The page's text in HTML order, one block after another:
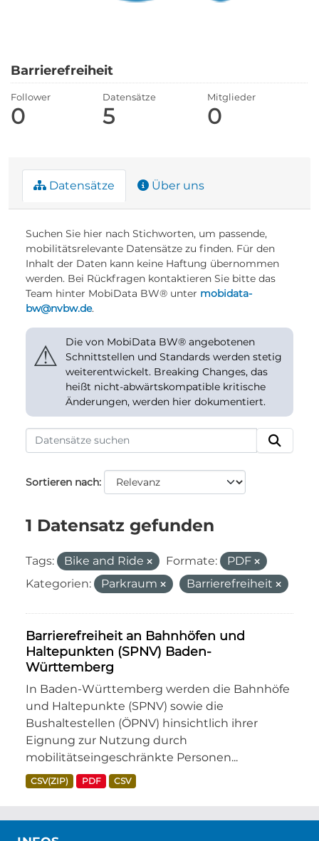
Barrierefreiheit
Follower
0
Datensätze
5
Mitglieder
0
Datensätze Über uns
Suchen Sie hier nach Stichworten, um passende,
mobilitätsrelevante Datensätze zu finden. Für den
Inhalt der Daten kann keine Haftung übernommen
werden. Bei Rückfragen kontaktieren Sie bitte das
Team hinter MobiData BW® unter mobidata-
bw@nvbw.de.
⚠
Die von MobiData BW® angebotenen
Schnittstellen und Standards werden stetig
weiterentwickelt. Breaking Changes, das
heißt nicht-abwärtskompatible kritische
Änderungen, werden hier dokumentiert.
Sortieren nach
1 Datensatz gefunden
Tags: Bike and Ride Formate:
PDF
Kategorien:
Parkraum Barrierefreiheit
Barrierefreiheit an Bahnhöfen und
Haltepunkten (SPNV) Baden-
Württemberg
In Baden-Württemberg werden die Bahnhöfe
und Haltepunkte (SPNV) sowie die
Bushaltestellen (ÖPNV) hinsichtlich ihrer
Eignung zur Nutzung durch
mobilitätseingeschränkte Personen...
CSV(ZIP) PDF CSV